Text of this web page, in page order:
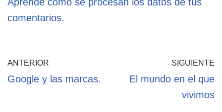
comentarios.
ANTERIOR
Google y las marcas.
SIGUIENTE
El mundo en el que
vivimos